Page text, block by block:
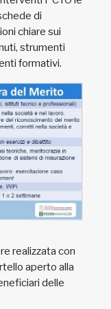
di
chiare sui
strumenti
formativi.
realizzata con
aperto alla
delle